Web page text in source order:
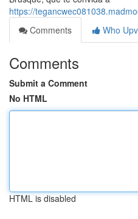
https://
Comments
Who
Comments
Submit a Comment
No HTML
HTML is disabled